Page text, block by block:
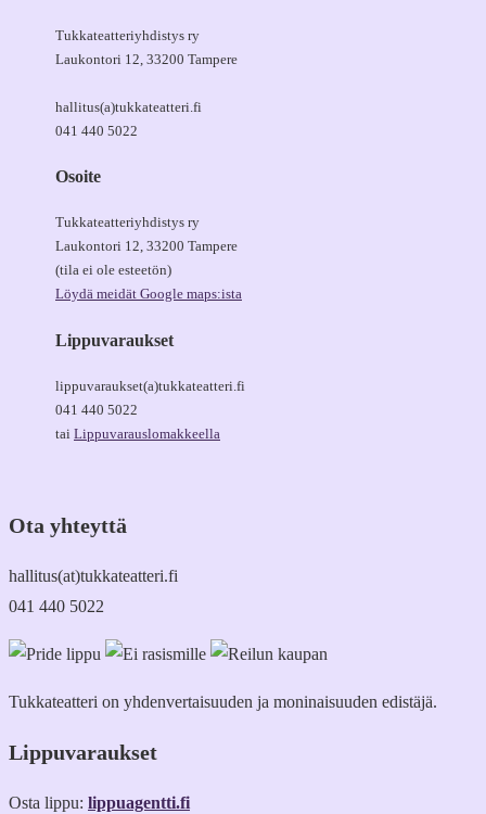
Tukkateatteriyhdistys ry
Laukontori 12, 33200 Tampere
hallitus(a)tukkateatteri.fi
041 440 5022
Osoite
Tukkateatteriyhdistys ry
Laukontori 12, 33200 Tampere
(tila ei ole esteetön)
Löydä meidät Google maps:ista
Lippuvaraukset
lippuvaraukset(a)tukkateatteri.fi
041 440 5022
tai Lippuvarauslomakkeella
Ota yhteyttä
hallitus(at)tukkateatteri.fi
041 440 5022
Tukkateatteri on yhdenvertaisuuden ja moninaisuuden edistäjä.
Lippuvaraukset
Osta lippu: lippuagentti.fi